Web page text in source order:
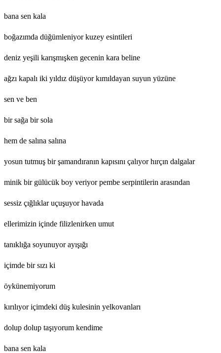
bana sen kala
boğazımda düğümleniyor kuzey esintileri
deniz yeşili karışmışken gecenin kara beline
ağzı kapalı iki yıldız düşüyor kımıldayan suyun yüzüne
sen ve ben
bir sağa bir sola
hem de salına salına
yosun tutmuş bir şamandıranın kapısını çalıyor hırçın dalgalar
minik bir gülücük boy veriyor pembe serpintilerin arasından
sessiz çığlıklar uçuşuyor havada
ellerimizin içinde filizlenirken umut
tanıklığa soyunuyor ayışığı
içimde bir sızı ki
öykünemiyorum
kırılıyor içimdeki düş kulesinin yelkovanları
dolup dolup taşıyorum kendime
bana sen kala